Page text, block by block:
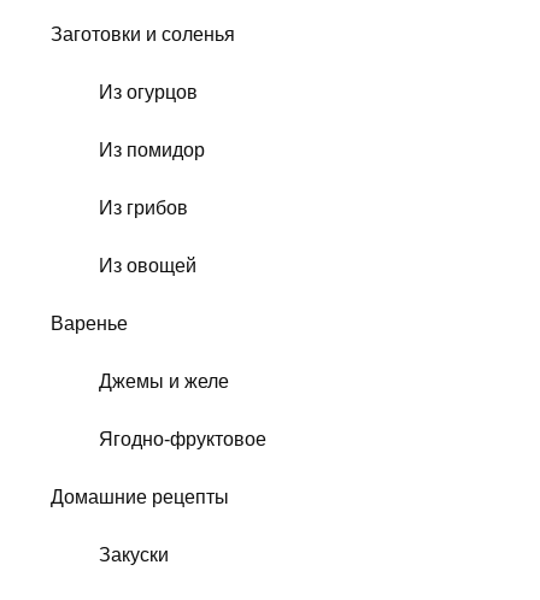
Заготовки и соленья
Из огурцов
Из помидор
Из грибов
Из овощей
Варенье
Джемы и желе
Ягодно-фруктовое
Домашние рецепты
Закуски